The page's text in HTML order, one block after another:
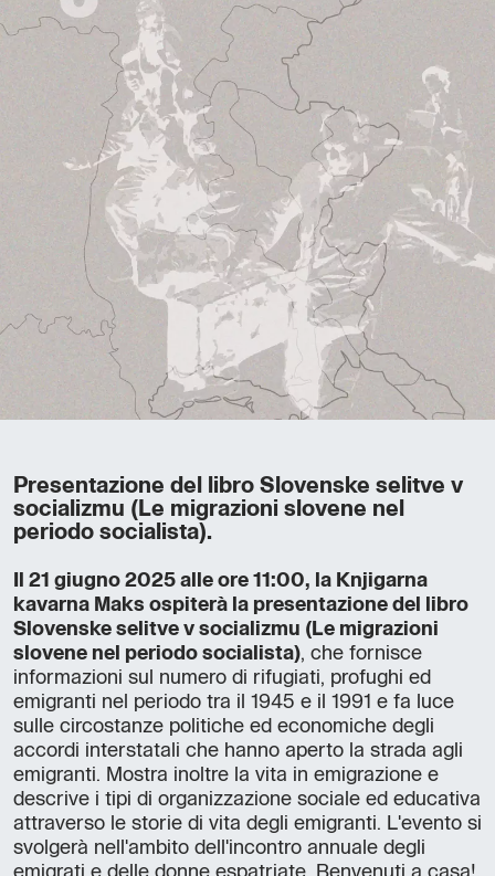
Presentazione del libro Slovenske selitve v
socializmu (Le migrazioni slovene nel
periodo socialista).
Il 21 giugno 2025 alle ore 11:00, la Knjigarna
kavarna Maks ospiterà la presentazione del libro
Slovenske selitve v socializmu (Le migrazioni
slovene nel periodo socialista), che fornisce
informazioni sul numero di rifugiati, profughi ed
emigranti nel periodo tra il 1945 e il 1991 e fa luce
sulle circostanze politiche ed economiche degli
accordi interstatali che hanno aperto la strada agli
emigranti. Mostra inoltre la vita in emigrazione e
descrive i tipi di organizzazione sociale ed educativa
attraverso le storie di vita degli emigranti. L'evento si
svolgerà nell'ambito dell'incontro annuale degli